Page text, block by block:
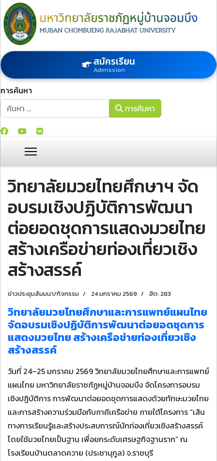
สมัครเรียน
Admission
การค้นหา
การค้นหา
การค้นหา
วิทยาลัยมวยไทยศึกษาฯ จัด
อบรมเชิงปฏิบัติการพัฒนา
ต่อยอดชุดการแสดงมวยไทย
สร้างเครือข่ายท่องเที่ยวเชิง
สร้างสรรค์
ข่าวประชุมสัมมนา/กิจกรรม 24 มกราคม 2569 ฮิต: 283
วิทยาลัยมวยไทยศึกษาและการแพทย์แผนไทย
จัดอบรมเชิงปฏิบัติการพัฒนาต่อยอดชุดการ
แสดงมวยไทย สร้างเครือข่ายท่องเที่ยวเชิง
สร้างสรรค์
วันที่ 24–25 มกราคม 2569 วิทยาลัยมวยไทยศึกษาและการแพทย์
แผนไทย มหาวิทยาลัยราชภัฏหมู่บ้านจอมบึง จัดโครงการอบรม
เชิงปฏิบัติการ การพัฒนาต่อยอดชุดการแสดงด้วยทักษะมวยไทย
และการสร้างความร่วมมือกับภาคีเครือข่าย ภายใต้โครงการ “เส้น
ทางการเรียนรู้และสร้างประสบการณ์นักท่องเที่ยวเชิงสร้างสรรค์
โดยใช้มวยไทยเป็นฐาน เพื่อยกระดับเศรษฐกิจฐานราก” ณ
โรงเรียนบ้านตลาดควาย (ประชานุกูล) จ.ราชบุรี